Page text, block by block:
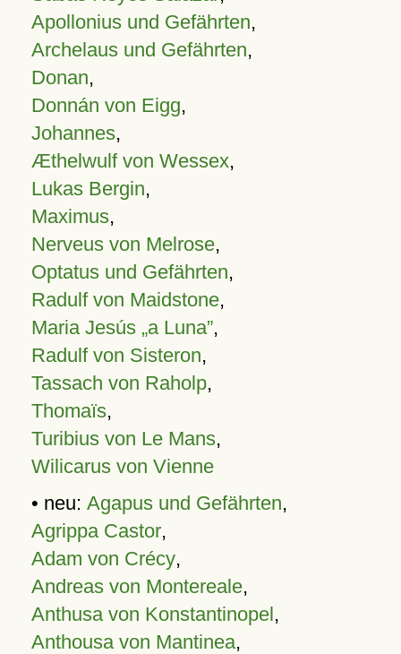
Apollonius und Gefährten,
Archelaus und Gefährten,
Donan,
Donnán von Eigg,
Johannes,
Æthelwulf von Wessex,
Lukas Bergin,
Maximus,
Nerveus von Melrose,
Optatus und Gefährten,
Radulf von Maidstone,
Maria Jesús „a Luna”,
Radulf von Sisteron,
Tassach von Raholp,
Thomaïs,
Turibius von Le Mans,
Wilicarus von Vienne
• neu: Agapus und Gefährten,
Agrippa Castor,
Adam von Crécy,
Andreas von Montereale,
Anthusa von Konstantinopel,
Anthousa von Mantinea,